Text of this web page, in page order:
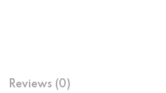
Reviews (0)